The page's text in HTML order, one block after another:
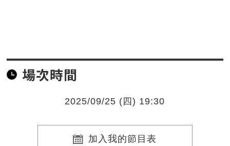
場次時間
2025/09/25 (四) 19:30
加入我的節目表